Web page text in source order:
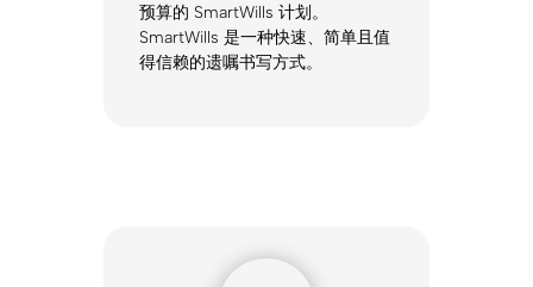
预算的 SmartWills 计划。
SmartWills 是一种快速、简单且值
得信赖的遗嘱书写方式。